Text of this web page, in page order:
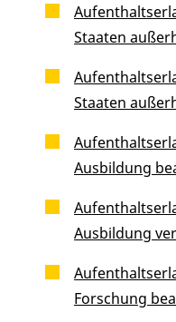
Staaten
Staaten
Ausbildung
Ausbildung
Forschung